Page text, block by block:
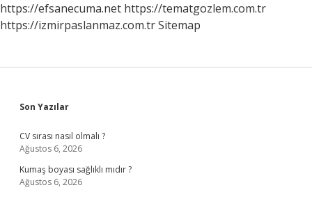
https://efsanecuma.net https://tematgozlem.com.tr
https://izmirpaslanmaz.com.trSitemap
Sidebar
Son Yazılar
CV sırası nasıl olmalı ?
Ağustos 6, 2026
Kumaş boyası sağlıklı mıdır ?
Ağustos 6, 2026